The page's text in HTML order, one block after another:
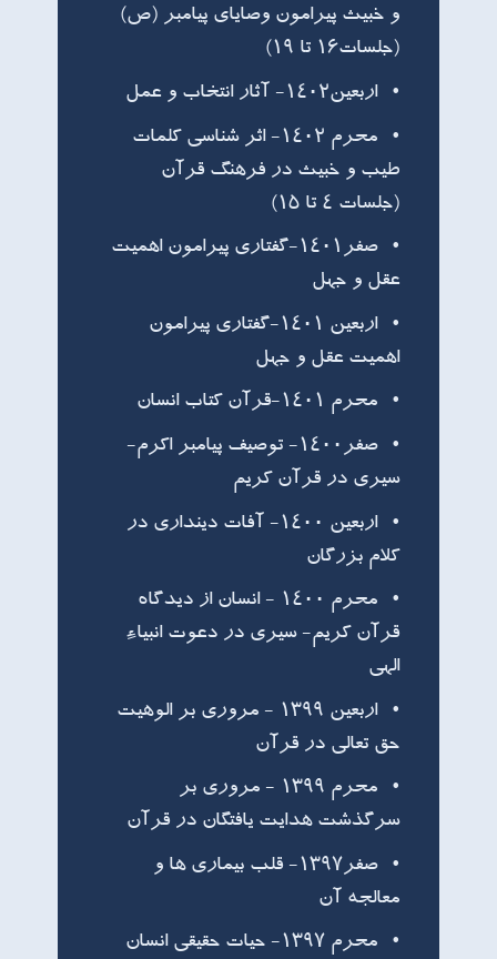
و خبیث پیرامون وصایای پیامبر (ص)
(جلسات۱۶ تا ۱۹)
اربعین۱۴۰۲- آثار انتخاب و عمل
محرم ۱۴۰۲- اثر شناسی کلمات
طیب و خبیث در فرهنگ قرآن
(جلسات ۴ تا ۱۵)
صفر۱۴۰۱-گفتاری پیرامون اهمیت
عقل و جهل
اربعین ۱۴۰۱-گفتاری پیرامون
اهمیت عقل و جهل
محرم ۱۴۰۱-قرآن کتاب انسان
صفر۱۴۰۰- توصیف پیامبر اکرم-
سیری در قرآن کریم
اربعین ۱۴۰۰- آفات دینداری در
کلام بزرگان
محرم ۱۴۰۰ - انسان از دیدگاه
قرآن کریم- سیری در دعوت انبیاء
الهی
اربعین ۱۳۹۹ - مروری بر الوهیت
حق تعالی در قرآن
محرم ۱۳۹۹ - مروری بر
سرگذشت هدایت یافتگان در قرآن
صفر۱۳۹۷- قلب بيماري ها و
معالجه آن
محرم ۱۳۹۷- حيات حقيقي انسان